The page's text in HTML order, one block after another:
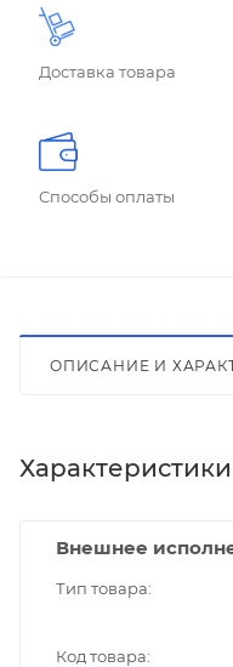
Доставка товара
Способы оплаты
ОПИСАНИЕ И
Характеристики
Внешнее
Тип товара
Код товара